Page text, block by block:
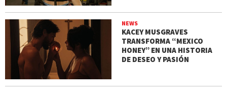
NEWS
KACEY MUSGRAVES
TRANSFORMA “MEXICO
HONEY” EN UNA HISTORIA
DE DESEO Y PASIÓN